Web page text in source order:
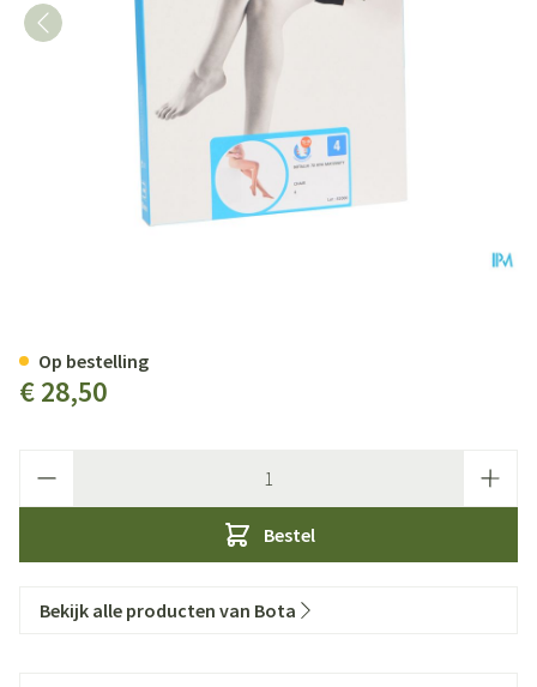
€ 28,50
Bestel
Op bestelling
Bekijk alle producten van Bota